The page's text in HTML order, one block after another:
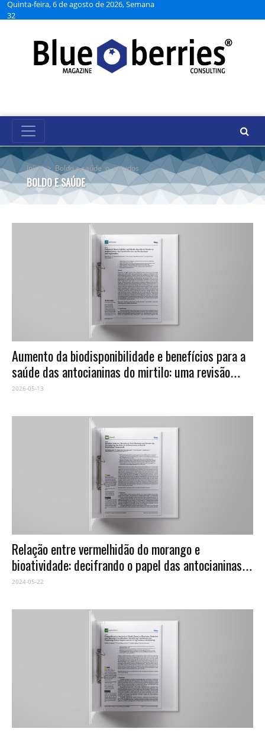
Quinta-feira, 6 de agosto de 2026, Semana
32
Início> Boldo e saúde oestudos
BOLDO E SAÚDE
Aumento da biodisponibilidade e benefícios para a
saúde das antocianinas do mirtilo: uma revisão
atualizada sobre mecanismos e abordagens.
2026-05-13
Relação entre vermelhidão do morango e
bioatividade: decifrando o papel das antocianinas
como compostos promotores da saúde
2024-05-22